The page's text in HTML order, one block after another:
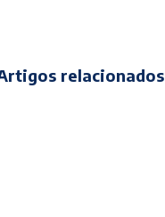
relacionados